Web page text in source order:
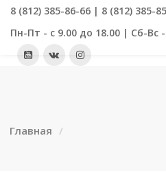
8 (812) 385-86-66 | 8 (812) 385-
Пн-Пт - с 9.00 до 18.00 | Сб-Вс
Главная